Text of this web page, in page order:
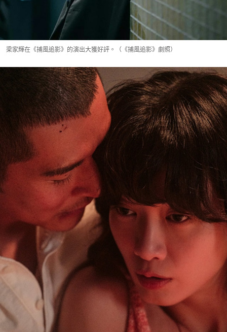
梁家輝在《捕風追影》的演出大獲好評。（《捕風追影》劇照）